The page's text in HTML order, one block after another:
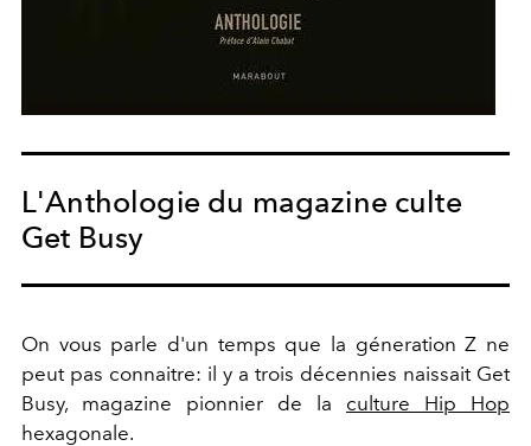
L'Anthologie du magazine culte
Get Busy
On vous parle d'un temps que la géneration Z ne
peut pas connaitre: il y a trois décennies naissait Get
Busy, magazine pionnier de la culture Hip Hop
hexagonale.